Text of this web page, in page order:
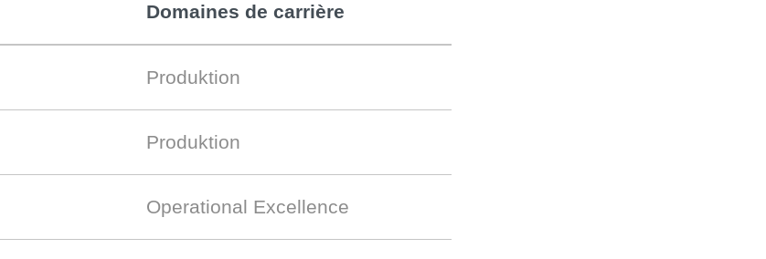
Domaines de carrière
Produktion
Produktion
Operational Excellence